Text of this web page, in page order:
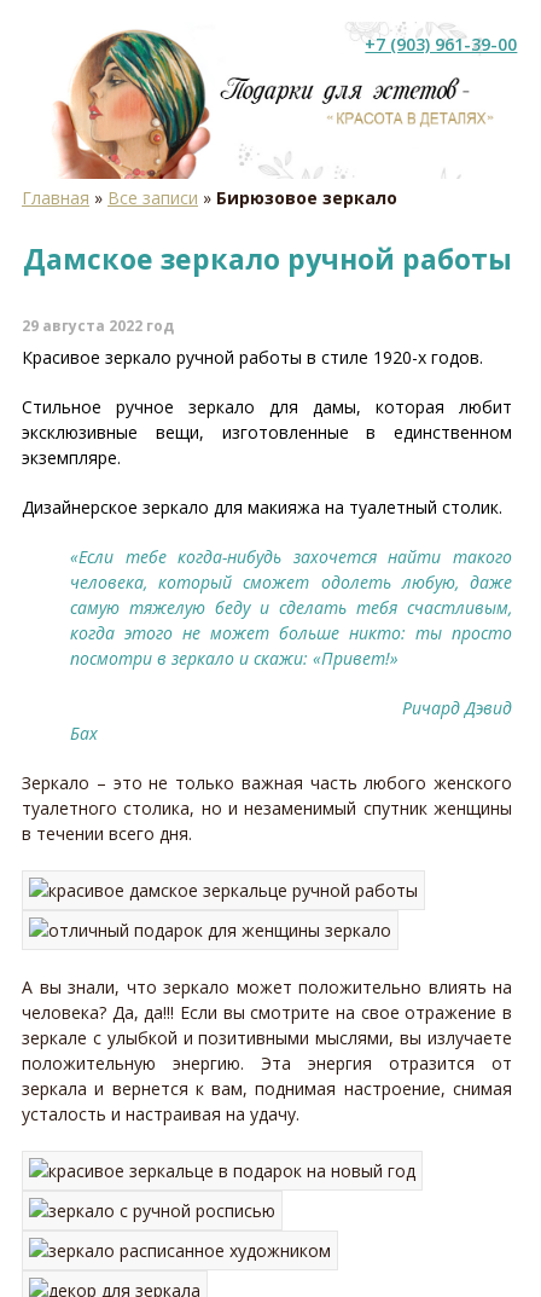
+7 (903) 961-39-00
Главная » Все записи » Бирюзовое зеркало
Дамское зеркало ручной работы
29 августа 2022 год
Красивое зеркало ручной работы в стиле 1920-х годов.
Стильное ручное зеркало для дамы, которая любит
эксклюзивные вещи, изготовленные в единственном
экземпляре.
Дизайнерское зеркало для макияжа на туалетный столик.
«Если тебе когда-нибудь захочется найти такого
человека, который сможет одолеть любую, даже
самую тяжелую беду и сделать тебя счастливым,
когда этого не может больше никто: ты просто
посмотри в зеркало и скажи: «Привет!»
Ричард Дэвид
Бах
Зеркало – это не только важная часть любого женского
туалетного столика, но и незаменимый спутник женщины
в течении всего дня.
А вы знали, что зеркало может положительно влиять на
человека? Да, да!!! Если вы смотрите на свое отражение в
зеркале с улыбкой и позитивными мыслями, вы излучаете
положительную энергию. Эта энергия отразится от
зеркала и вернется к вам, поднимая настроение, снимая
усталость и настраивая на удачу.